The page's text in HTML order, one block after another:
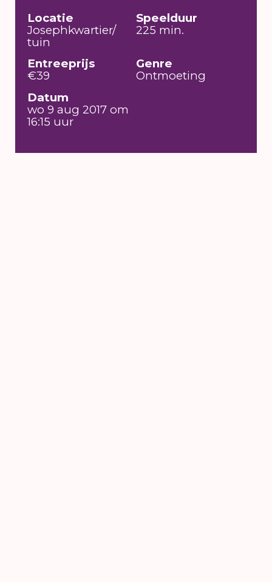
Locatie
Josephkwartier/
tuin
Speelduur
225 min.
Entreeprijs
€39
Genre
Ontmoeting
Datum
wo 9 aug 2017 om
16:15 uur